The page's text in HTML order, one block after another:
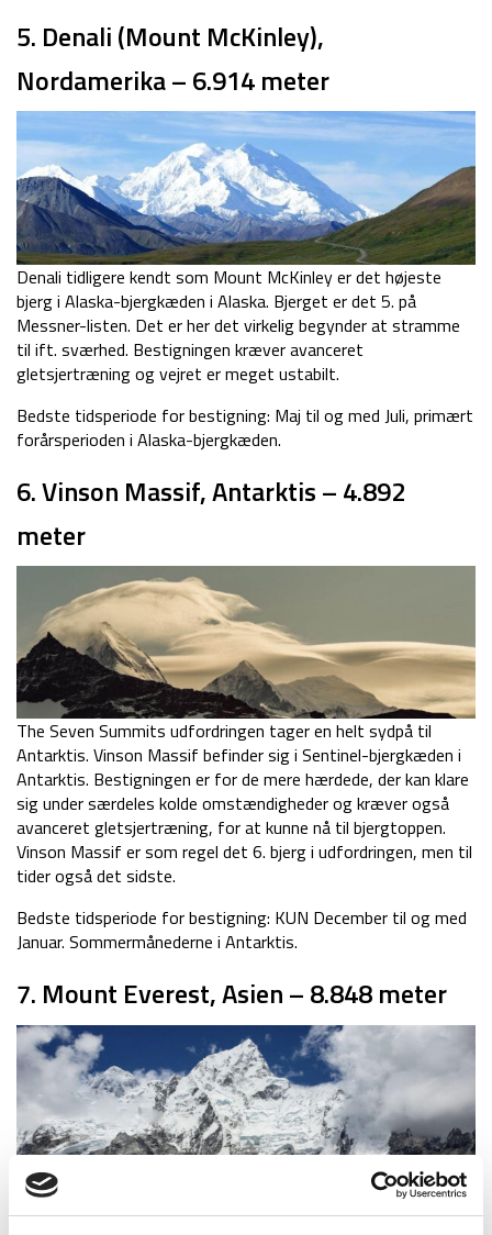
5. Denali (Mount McKinley),
Nordamerika – 6.914 meter
Denali tidligere kendt som Mount McKinley er det højeste
bjerg i Alaska-bjergkæden i Alaska. Bjerget er det 5. på
Messner-listen. Det er her det virkelig begynder at stramme
til ift. sværhed. Bestigningen kræver avanceret
gletsjertræning og vejret er meget ustabilt.
Bedste tidsperiode for bestigning: Maj til og med Juli, primært
forårsperioden i Alaska-bjergkæden.
6. Vinson Massif, Antarktis – 4.892
meter
The Seven Summits udfordringen tager en helt sydpå til
Antarktis. Vinson Massif befinder sig i Sentinel-bjergkæden i
Antarktis. Bestigningen er for de mere hærdede, der kan klare
sig under særdeles kolde omstændigheder og kræver også
avanceret gletsjertræning, for at kunne nå til bjergtoppen.
Vinson Massif er som regel det 6. bjerg i udfordringen, men til
tider også det sidste.
Bedste tidsperiode for bestigning: KUN December til og med
Januar. Sommermånederne i Antarktis.
7. Mount Everest, Asien – 8.848 meter
Verdens højeste bjerg Mount Everest er 7. og sidste stop på
listen og ligger i Himalaya-bjergkæden. Bjerget krydser Kina-